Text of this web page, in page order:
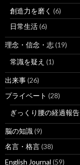
創造力を磨く (6)
日常生活(6)
理念・信念・志(19)
常識を疑え (1)
出来事(26)
プライベート (28)
ぎっくり腰の経過報告
脳の知識(9)
名言・格言(38)
English Journal (59)